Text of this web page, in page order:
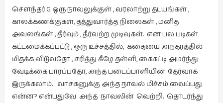
(20)
பயணங்கள்
(24)
பரிந்துரை
(22)
புகைப்படக்கலை
சௌந்தர்.G ஒரு நாவலுக்குள் , வரலாற்று தடயங்கள் ,
காலக்கணக்குகள், தத்துவார்த்த நிலைகள் , மனித
அவலங்கள் , தீர்வும் , தீர்வற்ற முடிவுகள். என பல படிகள்
கட்டமைக்கப்பட்டு , ஒரு உச்சத்தில், கதையை அந்தரத்தில்
மிதக்க விடுவதோ , சரித்து கீழே தள்ளி, கைகட்டி அமர்ந்து
வேடிக்கை பார்ப்பதோ, அந்த படைப்பாளியின் தேர்வாக
இருக்கலாம். வாசகனுக்கு அந்த நாவல் மிச்சம் வைப்பது
என்ன? என்பதுவே அந்த நாவலின் வெற்றி. தொடர்ந்து